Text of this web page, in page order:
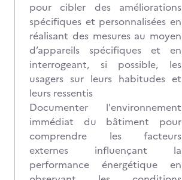
pour cibler des améliorations
spécifiques et personnalisées en
réalisant des mesures au moyen
d’appareils spécifiques et en
interrogeant, si possible, les
usagers sur leurs habitudes et
leurs ressentis
Documenter l'environnement
immédiat du bâtiment pour
comprendre les facteurs
externes influençant la
performance énergétique en